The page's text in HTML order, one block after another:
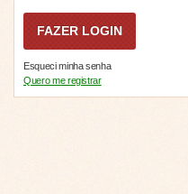
Esqueci minha senha
Quero me registrar